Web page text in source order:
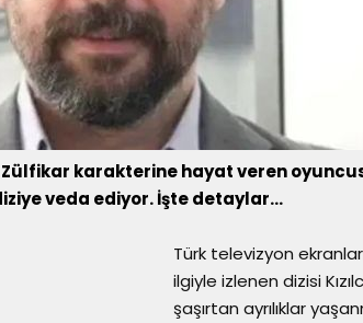
Zülfikar karakterine hayat veren
veda ediyor. İşte detaylar...
Türk televizyon
ilgiyle izlenen dizisi
şaşırtan ayrılıklar